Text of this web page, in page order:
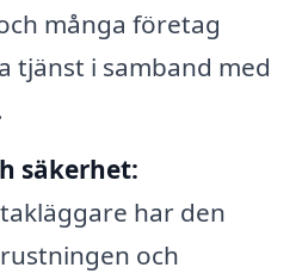
många företag
tjänst i samband med
säkerhet:
har den
och